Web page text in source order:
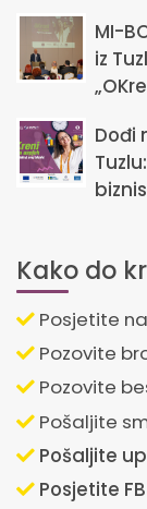
MI-
iz
Dođi
biznis
Kako do
Posjetite
Pozovite
Pozovite
Pošaljite
Pošaljite
Posjetite